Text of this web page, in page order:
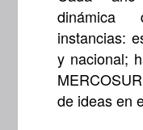
dinámica
instancias:
y nacional;
de ideas en